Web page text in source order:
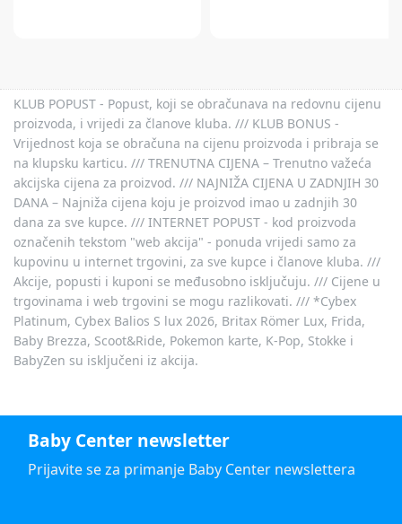
KLUB POPUST - Popust, koji se obračunava na redovnu cijenu
proizvoda, i vrijedi za članove kluba. /// KLUB BONUS -
Vrijednost koja se obračuna na cijenu proizvoda i pribraja se
na klupsku karticu. /// TRENUTNA CIJENA – Trenutno važeća
akcijska cijena za proizvod. /// NAJNIŽA CIJENA U ZADNJIH 30
DANA – Najniža cijena koju je proizvod imao u zadnjih 30
dana za sve kupce. /// INTERNET POPUST - kod proizvoda
označenih tekstom "web akcija" - ponuda vrijedi samo za
kupovinu u internet trgovini, za sve kupce i članove kluba. ///
Akcije, popusti i kuponi se međusobno isključuju. /// Cijene u
trgovinama i web trgovini se mogu razlikovati. /// *Cybex
Platinum, Cybex Balios S lux 2026, Britax Römer Lux, Frida,
Baby Brezza, Scoot&Ride, Pokemon karte, K-Pop, Stokke i
BabyZen su isključeni iz akcija.
Baby Center newsletter
Prijavite se za primanje Baby Center newslettera